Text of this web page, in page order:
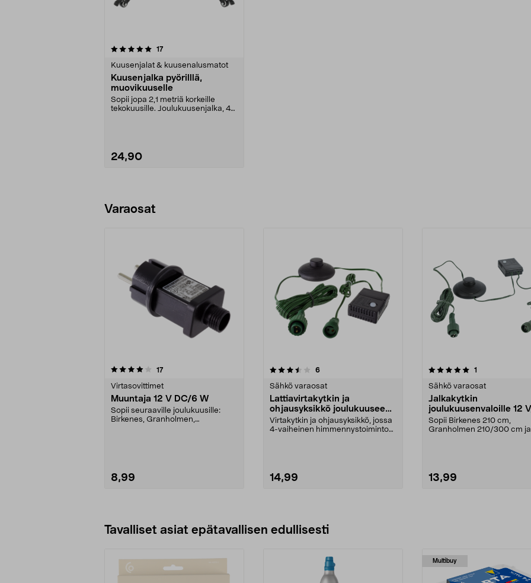
17arvostelut
Kuusenjalat & kuusenalusmatot
Kuusenjalka pyörilllä,
muovikuuselle
Sopii jopa 2,1 metriä korkeille
tekokuusille. Joulukuusenjalka, 4
24,90
Varaosat
17arvostelut
Virtasovittimet
Muuntaja 12 V DC/6 W
Sopii seuraaville joulukuusille:
Birkenes, Granholmen,
8,99
3.5viidestä
6arvostelut
Sähkö varaosat
Lattiavirtakytkin ja
ohjausyksikkö joulukuuseen
12 V, himmennin ajastin
Virtakytkin ja ohjausyksikkö, jossa
4-vaiheinen himmennystoiminto
14,99
5.0viidestä
1
Sähkö varaosat
Jalkakytkin
joulukuusenvaloille 12
himmennin ja ajastin
Sopii Birkenes 210 cm,
Granholmen 210/300 cm ja
13,99
Tavalliset asiat epätavallisen edullisesti
Multibuy